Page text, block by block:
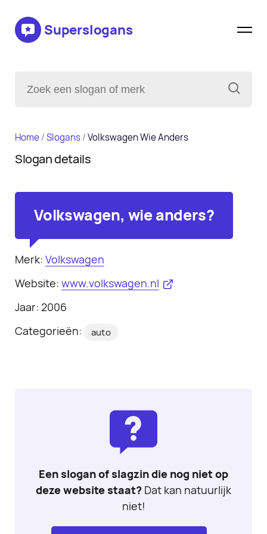
Superslogans
Home/Slogans/Volkswagen Wie Anders
Slogan details
Volkswagen, wie anders?
Merk: Volkswagen
Website: www.volkswagen.nl
Jaar: 2006
Categorieën:
auto
Een slogan of slagzin die nog niet op
deze website staat? Dat kan natuurlijk
niet!